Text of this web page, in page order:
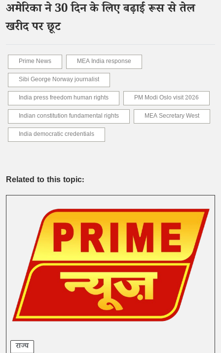
अमेरिका ने 30 दिन के लिए बढ़ाई रूस से तेल
खरीद पर छूट
Prime News
MEA India response
Sibi George Norway journalist
India press freedom human rights
PM Modi Oslo visit 2026
Indian constitution fundamental rights
MEA Secretary West
India democratic credentials
Related to this topic:
राज्य